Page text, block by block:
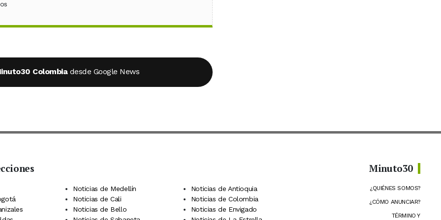
WhatsApp
Colombia desde Google News
Noticias de Medellín
Noticias de Antioquia
Noticias de Cali
Noticias de Colombia
Noticias de Bello
Noticias de Envigado
Minuto30
¿QUIÉNES SOMOS?
¿CÓMO ANUNCIAR?
TÉRMINO Y